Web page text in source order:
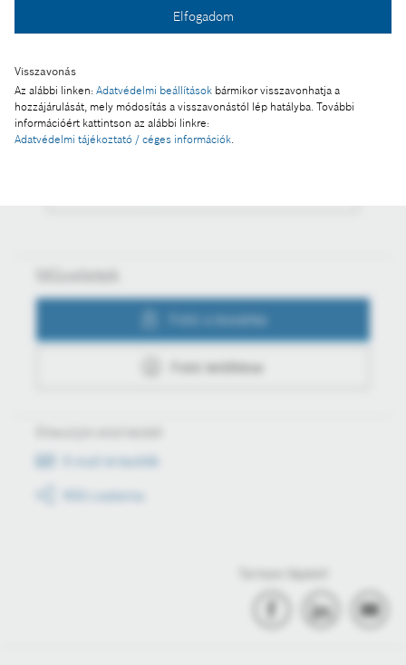
Elfogadom
Visszavonás
Az alábbi linken: Adatvédelmi beállítások bármikor visszavonhatja a
hozzájárulását, mely módosítás a visszavonástól lép hatályba. További
információért kattintson az alábbi linkre:
Adatvédelmi tájékoztató / céges információk
Ennek a sajtóközleménynek a része:
Új központi bázis Budapesten
Fotó a kosárba
Műveletek
Fotó a kosárba
Fotó letöltése
E-mail értesítők
RSS csatorna